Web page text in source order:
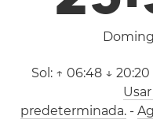
Sol: ↑ 06:48 ↓ 20:20
predeterminada.-